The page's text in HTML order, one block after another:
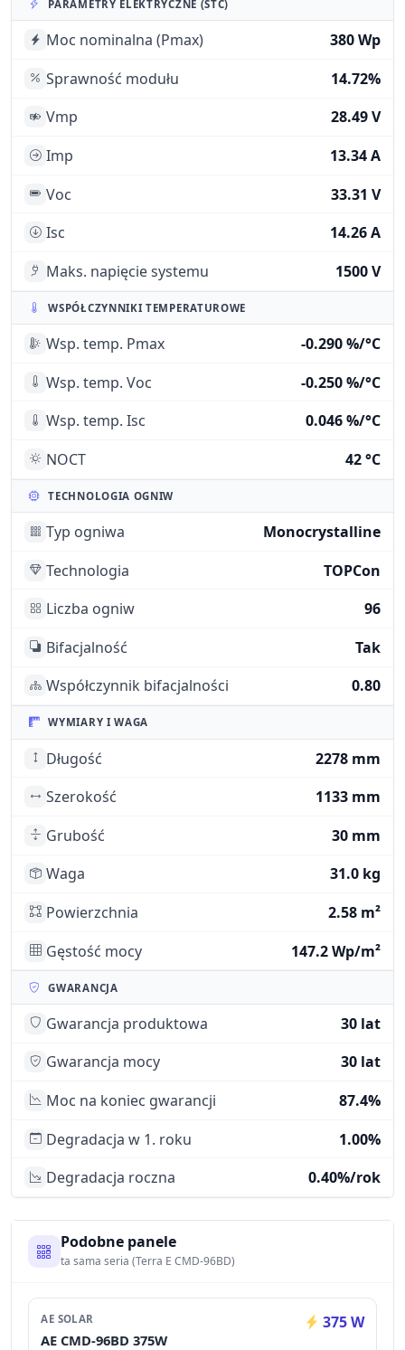
PARAMETRY ELEKTRYCZNE (STC)
Moc nominalna (Pmax)
380 Wp
Sprawność modułu
14.72%
Vmp
28.49 V
Imp
13.34 A
Voc
33.31 V
Isc
14.26 A
Maks. napięcie systemu
1500 V
WSPÓŁCZYNNIKI TEMPERATUROWE
Wsp. temp. Pmax
-0.290 %/°C
Wsp. temp. Voc
-0.250 %/°C
Wsp. temp. Isc
0.046 %/°C
NOCT
42 °C
TECHNOLOGIA OGNIW
Typ ogniwa
Monocrystalline
Technologia
TOPCon
Liczba ogniw
96
Bifacjalność
Tak
Współczynnik bifacjalności
0.80
WYMIARY I WAGA
Długość
2278 mm
Szerokość
1133 mm
Grubość
30 mm
Waga
31.0 kg
Powierzchnia
2.58 m²
Gęstość mocy
147.2 Wp/m²
GWARANCJA
Gwarancja produktowa
30 lat
Gwarancja mocy
30 lat
Moc na koniec gwarancji
87.4%
Degradacja w 1. roku
1.00%
Degradacja roczna
0.40%/rok
Podobne panele
ta sama seria (Terra E CMD-96BD)
AE SOLAR 375 W
AE CMD-96BD 375W